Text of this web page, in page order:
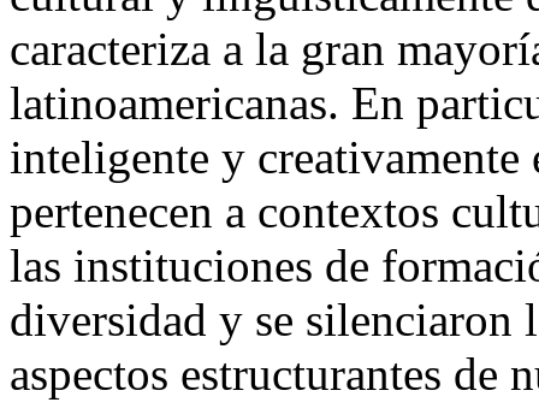
caracteriza a la gran
latinoamericanas. En
inteligente y creativamente
pertenecen a contextos
las instituciones de
diversidad y se silenciaron
aspectos estructurantes de